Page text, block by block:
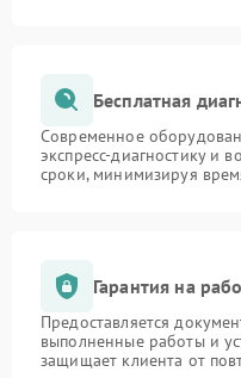
Бесплатная
Современное
экспресс-диагностику и
сроки, минимизируя
Гарантия на
Предоставляется
выполненные работы и
защищает клиента от